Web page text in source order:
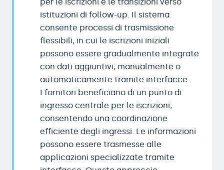
istituzioni di follow-up. Il sistema
consente processi di trasmissione
flessibili, in cui le iscrizioni iniziali
possono essere gradualmente integrate
con dati aggiuntivi, manualmente o
automaticamente tramite interfacce.
I fornitori beneficiano di un punto di
ingresso centrale per le iscrizioni,
consentendo una coordinazione
efficiente degli ingressi. Le informazioni
possono essere trasmesse alle
applicazioni specializzate tramite